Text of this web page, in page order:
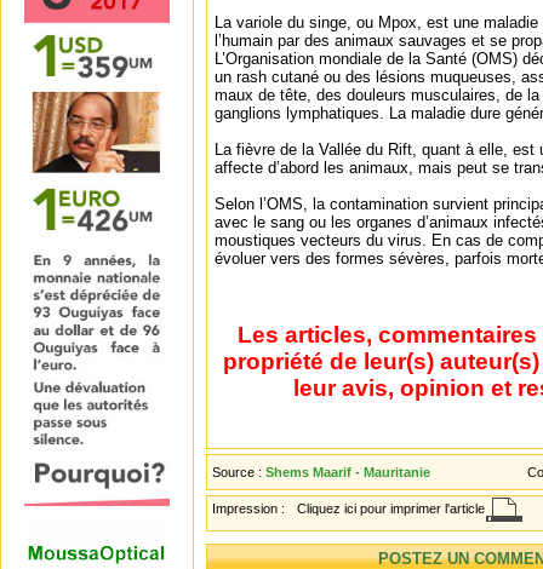
La variole du singe, ou Mpox, est une
l’humain par des animaux sauvages et se
L’Organisation mondiale de la Santé (OMS)
un rash cutané ou des lésions muqueuses,
maux de tête, des douleurs musculaires, de
ganglions lymphatiques. La maladie dure
La fièvre de la Vallée du Rift, quant à elle, est
affecte d’abord les animaux, mais peut se
Selon l’OMS, la contamination survient
avec le sang ou les organes d’animaux
moustiques vecteurs du virus. En cas de
évoluer vers des formes sévères, parfois
Les articles,
propriété de leur(s)
leur avis, opinion et
Source : Shems Maarif - Mauritanie
Impression : Cliquez ici pour imprimer l'article
POSTEZ UN